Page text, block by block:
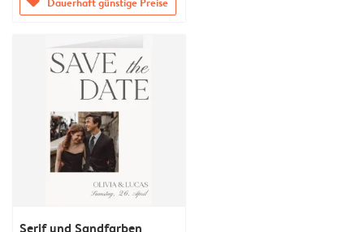
Serif und Sandfarben